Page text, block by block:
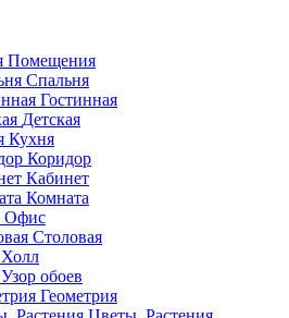
Помещения
Спальня
Гостинная
Детская
Кухня
Коридор
Кабинет
Комната
Офис
Столовая
Холл
Узор обоев
Геометрия